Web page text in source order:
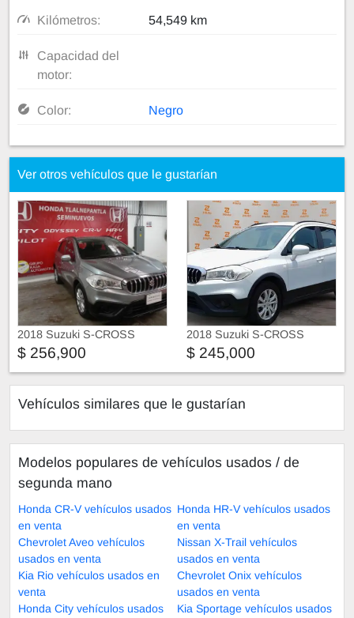
Kilómetros: 54,549 km
Capacidad del
motor:
Color: Negro
Ver otros vehículos que le gustarían
2018 Suzuki S-CROSS
$ 256,900
2018 Suzuki S-CROSS
$ 245,000
Vehículos similares que le gustarían
Modelos populares de vehículos usados ​​/ de
segunda mano
Honda CR-V vehículos usados
en venta
Honda HR-V vehículos usados
en venta
Chevrolet Aveo vehículos
usados en venta
Nissan X-Trail vehículos
usados en venta
Kia Rio vehículos usados en
venta
Chevrolet Onix vehículos
usados en venta
Honda City vehículos usados
Kia Sportage vehículos usados